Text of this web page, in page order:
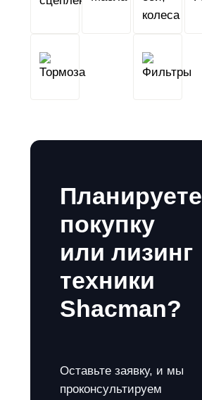
Тормоза
Планируете
покупку
или лизинг
техники
Shacman?
Оставьте заявку, и мы
проконсультируем